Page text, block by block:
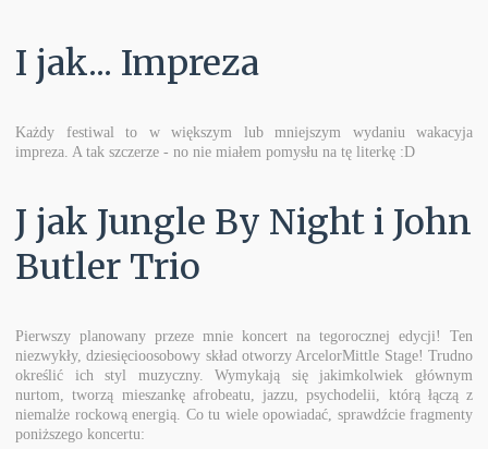
I jak... Impreza
Każdy festiwal to w większym lub mniejszym wydaniu wakacyja
impreza. A tak szczerze - no nie miałem pomysłu na tę literkę :D
J jak Jungle By Night i John
Butler Trio
Pierwszy planowany przeze mnie koncert na tegorocznej edycji! Ten
niezwykły, dziesięcioosobowy skład otworzy ArcelorMittle Stage! Trudno
określić ich styl muzyczny. Wymykają się jakimkolwiek głównym
nurtom, tworzą mieszankę afrobeatu, jazzu, psychodelii, którą łączą z
niemalże rockową energią. Co tu wiele opowiadać, sprawdźcie fragmenty
poniższego koncertu: